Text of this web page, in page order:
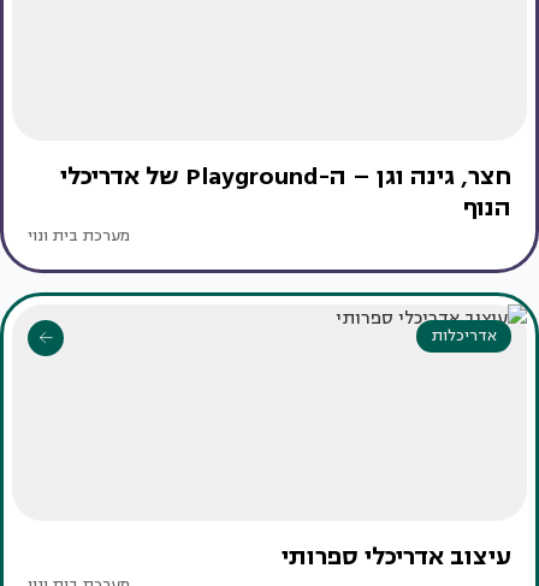
חצר, גינה וגן – ה-Playground של אדריכלי
הנוף
מערכת בית ונוי
אדריכלות
עיצוב אדריכלי ספרותי